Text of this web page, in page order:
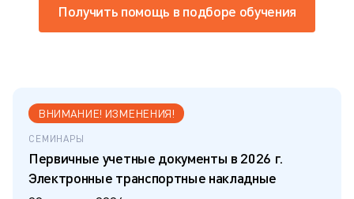
Получить помощь в подборе обучения
ВНИМАНИЕ! ИЗМЕНЕНИЯ!
СЕМИНАРЫ
Первичные учетные документы в 2026 г.
Электронные транспортные накладные